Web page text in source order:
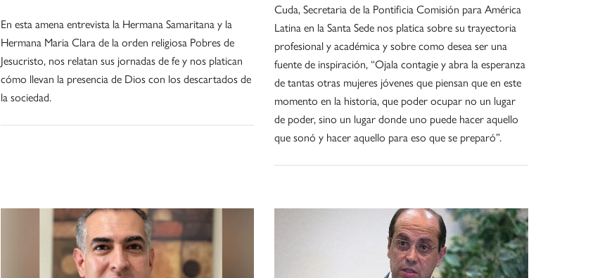
En esta amena entrevista la Hermana Samaritana y la
Hermana Maria Clara de la orden religiosa Pobres de
Jesucristo, nos relatan sus jornadas de fe y nos platican
cómo llevan la presencia de Dios con los descartados de
la sociedad.
Cuda, Secretaria de la Pontificia Comisión para América
Latina en la Santa Sede nos platica sobre su trayectoria
profesional y académica y sobre como desea ser una
fuente de inspiración, “Ojala contagie y abra la esperanza
de tantas otras mujeres jóvenes que piensan que en este
momento en la historia, que poder ocupar no un lugar
de poder, sino un lugar donde uno puede hacer aquello
que sonó y hacer aquello para eso que se preparó”.